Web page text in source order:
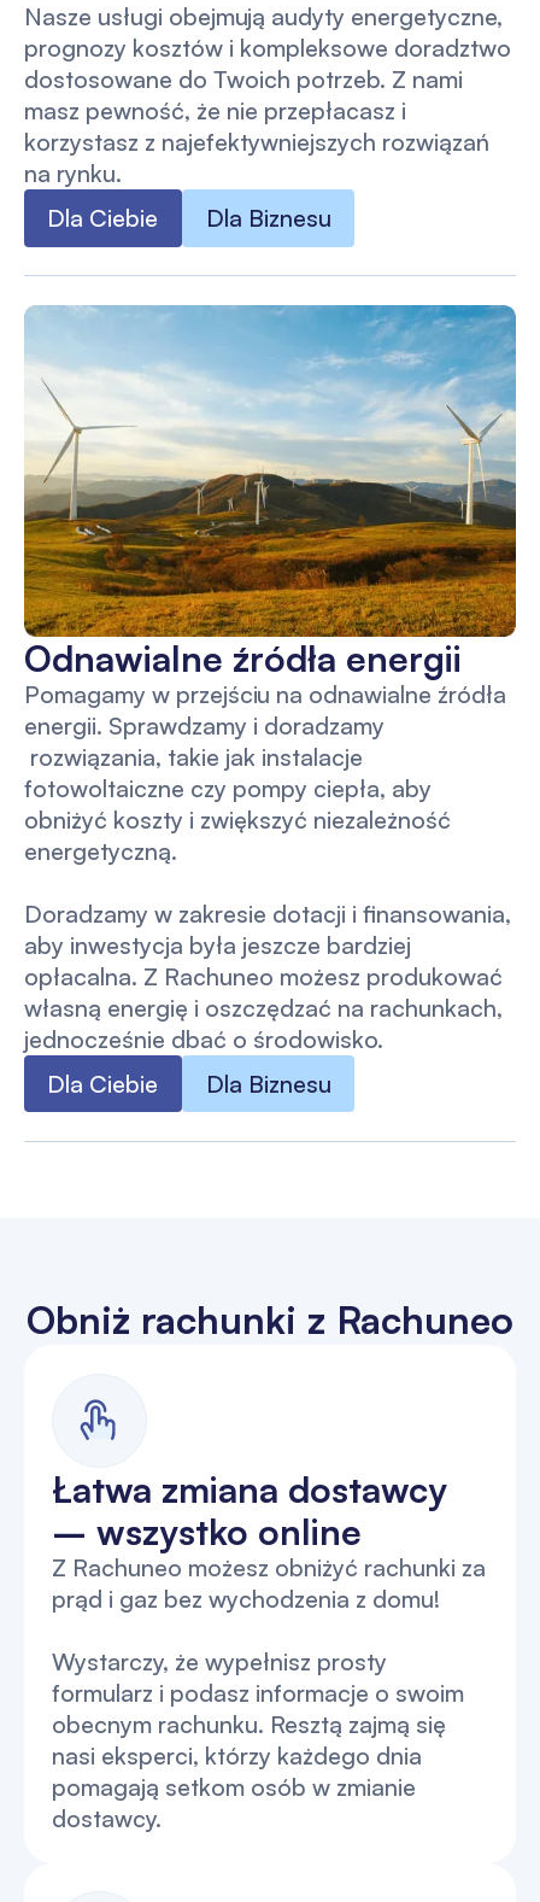
Nasze usługi obejmują audyty energetyczne,
prognozy kosztów i kompleksowe doradztwo
dostosowane do Twoich potrzeb. Z nami
masz pewność, że nie przepłacasz i
korzystasz z najefektywniejszych rozwiązań
na rynku.
Dla Ciebie
Dla Biznesu
Odnawialne źródła energii
Pomagamy w przejściu na odnawialne źródła
energii. Sprawdzamy i doradzamy
rozwiązania, takie jak instalacje
fotowoltaiczne czy pompy ciepła, aby
obniżyć koszty i zwiększyć niezależność
energetyczną.
Doradzamy w zakresie dotacji i finansowania,
aby inwestycja była jeszcze bardziej
opłacalna. Z Rachuneo możesz produkować
własną energię i oszczędzać na rachunkach,
jednocześnie dbać o środowisko.
Dla Ciebie
Dla Biznesu
Obniż rachunki z Rachuneo
Łatwa zmiana dostawcy
– wszystko online
Z Rachuneo możesz obniżyć rachunki za
prąd i gaz bez wychodzenia z domu!
Wystarczy, że wypełnisz prosty
formularz i podasz informacje o swoim
obecnym rachunku. Resztą zajmą się
nasi eksperci, którzy każdego dnia
pomagają setkom osób w zmianie
dostawcy.